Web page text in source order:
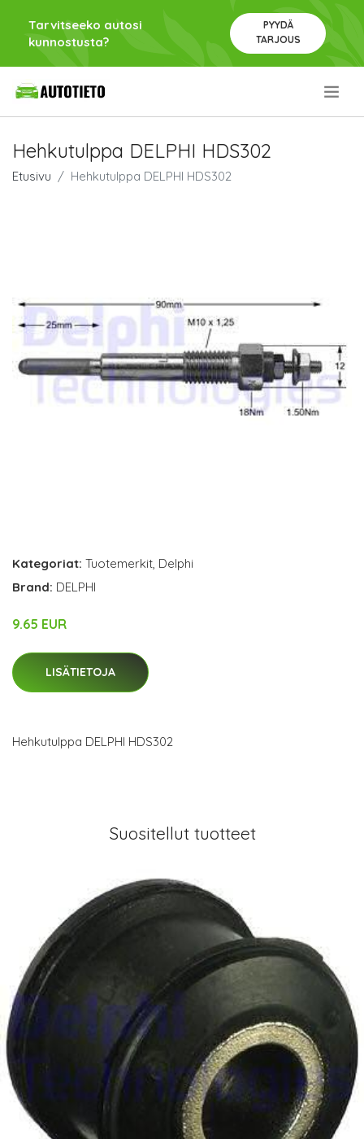
Tarvitseeko autosi
kunnostusta?
PYYDÄ
TARJOUS
Hehkutulppa DELPHI HDS302
Etusivu Hehkutulppa DELPHI HDS302
Kategoriat: Tuotemerkit, Delphi
Brand: DELPHI
9.65 EUR
LISÄTIETOJA
Hehkutulppa DELPHI HDS302
Suositellut tuotteet